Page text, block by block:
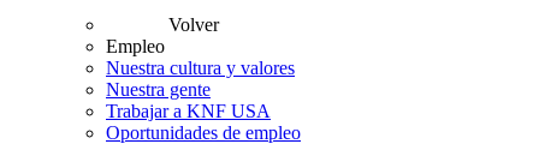
Volver
Empleo
Nuestra cultura y valores
Nuestra gente
Trabajar a KNF USA
Oportunidades de empleo